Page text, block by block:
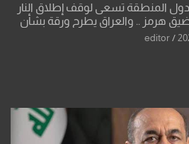
المنطقة تسعى لوقف إطلاق النار
هرمز .. والعراق يطرح ورقة بشأن
editor